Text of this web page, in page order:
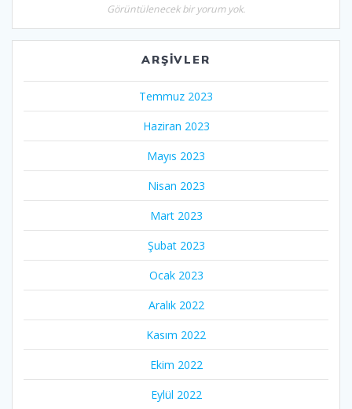
Görüntülenecek bir yorum yok.
ARŞIVLER
Temmuz 2023
Haziran 2023
Mayıs 2023
Nisan 2023
Mart 2023
Şubat 2023
Ocak 2023
Aralık 2022
Kasım 2022
Ekim 2022
Eylül 2022